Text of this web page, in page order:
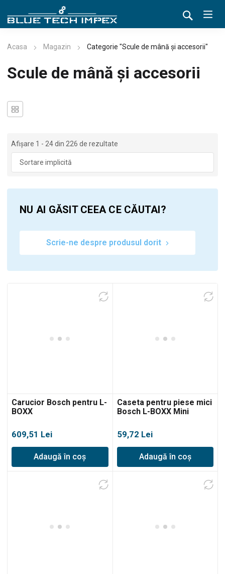
Acasa Magazin Categorie "Scule de mână și accesorii"
Scule de mână și accesorii
Afișare 1 - 24 din 226 de rezultate
NU AI GĂSIT CEEA CE CĂUTAI?
Scrie-ne despre produsul dorit
Carucior Bosch pentru L-
BOXX
609,51 Lei
Adaugă în coș
Caseta pentru piese mici
Bosch L-BOXX Mini
59,72 Lei
Adaugă în coș